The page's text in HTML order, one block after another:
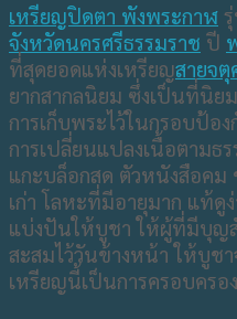
เหรียญปิดตา พังพระกาฬ
จังหวัดนครศรีธรรมราช ปี
ที่สุดยอดแห่งเหรียญสายจตุ
ยากสากลนิยม ซึ่งเป็นที่นิย
การเก็บพระไว้ในกรอบป้อ
การเปลี่ยนแปลงเนื้อตามธ
แกะบล็อกสด ตัวหนังสือคม
เก่า โลหะที่มีอายุมาก แท้
แบ่งปันให้บูชา ให้ผู้ที่มีบุญ
สะสมไว้วันข้างหน้า ให้บูช
เหรียญนี้เป็นการครอบครอ